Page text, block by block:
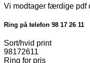
Vi modtager færdige pdf
Ring på telefon 98 17 26 11
Sort/hvid print
98172611
Ring for pris